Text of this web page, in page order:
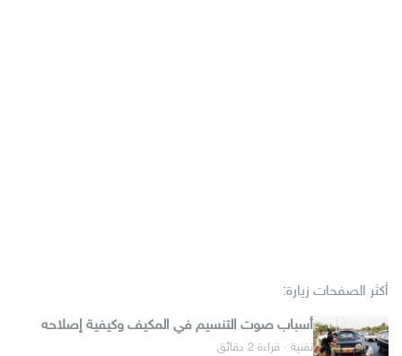
أكثر الصفحات زيارة:
أسباب صوت التنسيم في المكيف وكيفية إصلاحه
تقنية · قراءة 2 دقائق